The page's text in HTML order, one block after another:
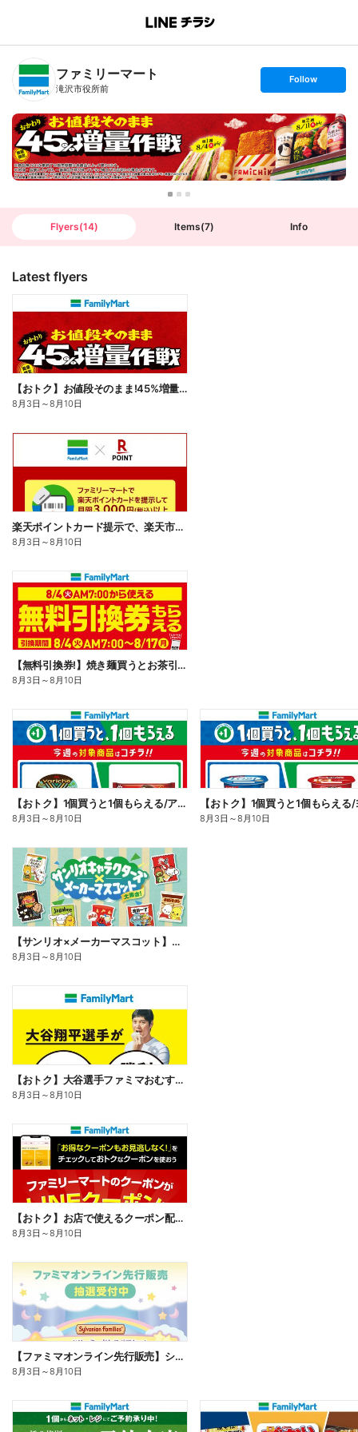
B
n
T
ファミリーマート
滝沢市役所前
s
t
o
l
l
o
w
Follow
Flyers(14) Items(7) Info
Latest flyers
【おトク】お値段そのまま!45%増量作戦!
8月3日 ～8月10日
楽天ポイントカード提示で、楽天市場でのお買い物がおトクに!
8月3日 ～8月10日
【無料引換券!】焼き麺買うとお茶引換券貰える!
8月3日 ～8月10日
【おトク】1個買うと1個もらえる/アイス
8月3日 ～8月10日 8月3日 ～8月10日
【サンリオ×メーカーマスコット】オリジナルグッズ貰える!
8月3日 ～8月10日
【おトク】大谷選手ファミマおむすび割
8月3日 ～8月10日
【おトク】お店で使えるクーポン配信中
8月3日 ～8月10日
【ファミマオンライン先行販売】シルバニアファミリー
8月3日 ～8月10日